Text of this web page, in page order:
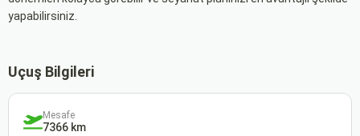
yapabilirsiniz.
Uçuş Bilgileri
Mesafe
7366 km